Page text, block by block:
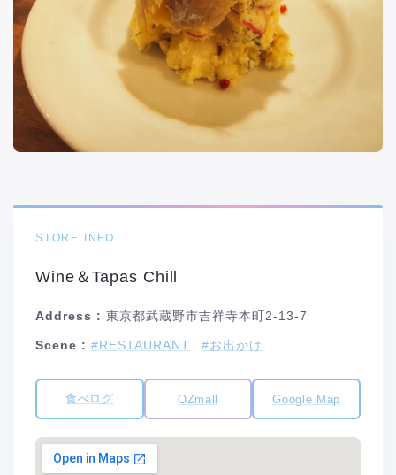
STORE INFO
Wine＆Tapas Chill
Address : 東京都武蔵野市吉祥寺本町2-13-7
Scene : #RESTAURANT #お出かけ
食べログ OZmall Google Map